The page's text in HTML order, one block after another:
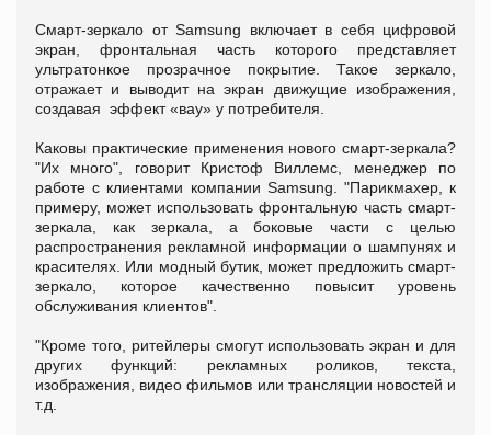
Смарт-зеркало от Samsung включает в себя цифровой
экран, фронтальная часть которого представляет
ультратонкое прозрачное покрытие. Такое зеркало,
отражает и выводит на экран движущие изображения,
создавая эффект «вау» у потребителя.
Каковы практические применения нового смарт-зеркала?
"Их много", говорит Кристоф Виллемс, менеджер по
работе с клиентами компании Samsung. "Парикмахер, к
примеру, может использовать фронтальную часть смарт-
зеркала, как зеркала, а боковые части с целью
распространения рекламной информации о шампунях и
красителях. Или модный бутик, может предложить смарт-
зеркало, которое качественно повысит уровень
обслуживания клиентов".
"Кроме того, ритейлеры смогут использовать экран и для
других функций: рекламных роликов, текста,
изображения, видео фильмов или трансляции новостей и
т.д.